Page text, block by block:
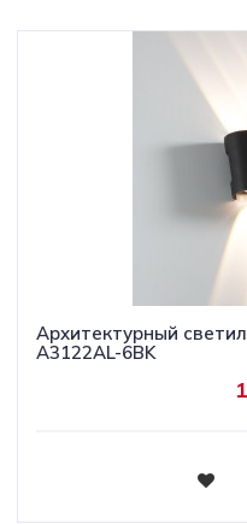
Архитектурный
A3122AL-6BK